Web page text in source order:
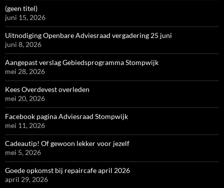
(geen titel)
juni 15, 2026
Uitnodiging Openbare Adviesraad vergadering 25 juni
juni 8, 2026
Aangepast verslag Gebiedsprogramma Stompwijk
mei 28, 2026
Kees Overdevest overleden
mei 20, 2026
Facebook pagina Adviesraad Stompwijk
mei 11, 2026
Cadeautip! Of gewoon lekker voor jezelf
mei 5, 2026
Goede opkomst bij repaircafe april 2026
april 29, 2026